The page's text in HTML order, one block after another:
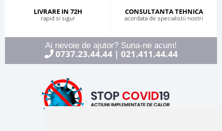
LIVRARE IN 72H
rapid si sigur
CONSULTANTA TEHNICA
acordata de specialistii nostri
Ai nevoie de ajutor? Suna-ne acum!
0737.23.44.44| 021.411.44.44